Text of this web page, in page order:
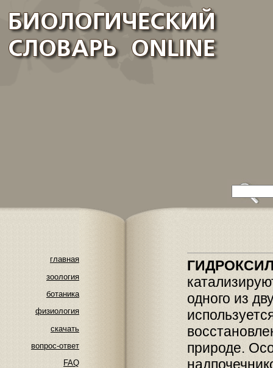
главная
зоология
ботаника
физиология
скачать
вопрос-ответ
FAQ
одного из
природе.